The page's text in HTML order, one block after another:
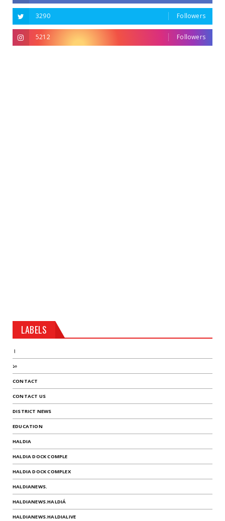
3290 Followers
5212 Followers
LABELS
।
১০
CONTACT
CONTACT US
DISTRICT NEWS
EDUCATION
HALDIA
HALDIA DOCK COMPLE
HALDIA DOCK COMPLEX
HALDIANEWS.
HALDIANEWS.HALDIÁ
HALDIANEWS.HALDIALIVE